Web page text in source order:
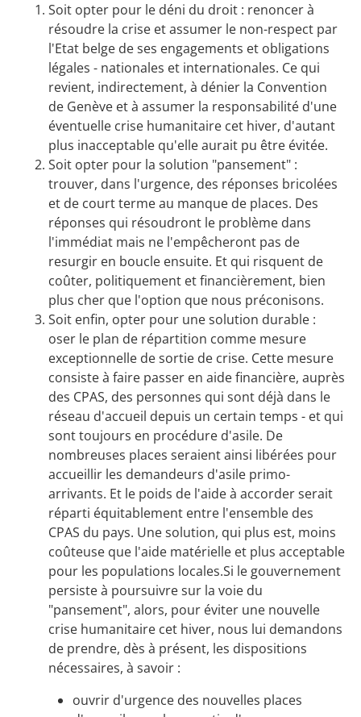
Soit opter pour le déni du droit : renoncer à
résoudre la crise et assumer le non-respect par
l'Etat belge de ses engagements et obligations
légales - nationales et internationales. Ce qui
revient, indirectement, à dénier la Convention
de Genève et à assumer la responsabilité d'une
éventuelle crise humanitaire cet hiver, d'autant
plus inacceptable qu'elle aurait pu être évitée.
Soit opter pour la solution "pansement" :
trouver, dans l'urgence, des réponses bricolées
et de court terme au manque de places. Des
réponses qui résoudront le problème dans
l'immédiat mais ne l'empêcheront pas de
resurgir en boucle ensuite. Et qui risquent de
coûter, politiquement et financièrement, bien
plus cher que l'option que nous préconisons.
Soit enfin, opter pour une solution durable :
oser le plan de répartition comme mesure
exceptionnelle de sortie de crise. Cette mesure
consiste à faire passer en aide financière, auprès
des CPAS, des personnes qui sont déjà dans le
réseau d'accueil depuis un certain temps - et qui
sont toujours en procédure d'asile. De
nombreuses places seraient ainsi libérées pour
accueillir les demandeurs d'asile primo-
arrivants. Et le poids de l'aide à accorder serait
réparti équitablement entre l'ensemble des
CPAS du pays. Une solution, qui plus est, moins
coûteuse que l'aide matérielle et plus acceptable
pour les populations locales.Si le gouvernement
persiste à poursuivre sur la voie du
"pansement", alors, pour éviter une nouvelle
crise humanitaire cet hiver, nous lui demandons
de prendre, dès à présent, les dispositions
nécessaires, à savoir :
ouvrir d'urgence des nouvelles places